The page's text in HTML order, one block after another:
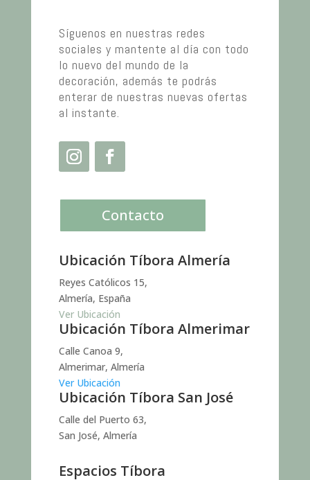
Síguenos en nuestras redes
sociales y mantente al día con todo
lo nuevo del mundo de la
decoración, además te podrás
enterar de nuestras nuevas ofertas
al instante.
Contacto
Ubicación Tíbora Almería
Reyes Católicos 15,
Almería, España
Ver Ubicación
Ubicación Tíbora Almerimar
Calle Canoa 9,
Almerimar, Almería
Ver Ubicación
Ubicación Tíbora San José
Calle del Puerto 63,
San José, Almería
Espacios Tíbora